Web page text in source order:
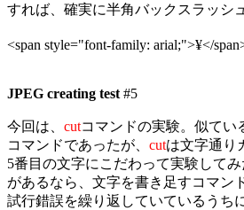
すれば、確実に半角バックスラッシ
<span style="font-family: arial;">¥</
JPEG creating test #5
今回は、 cutコマンドの実験。似てい
コマンドであったが、 cutは文字通り
5番目の文字にこだわって実験して
があるなら、文字を書き足すコマン
試行錯誤を繰り返していているうち